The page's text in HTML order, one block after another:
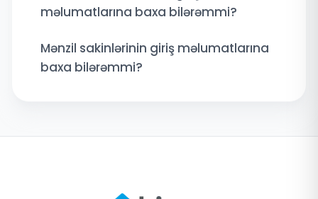
məlumatlarına baxa bilərəmmi?
Mənzil sakinlərinin giriş məlumatlarına
baxa bilərəmmi?